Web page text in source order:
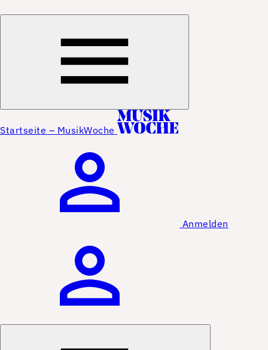
Startseite – MusikWoche
Anmelden